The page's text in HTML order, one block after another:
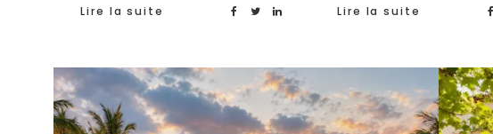
Lire la suite Lire la suite